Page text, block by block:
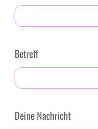
Betreff
Deine Nachricht